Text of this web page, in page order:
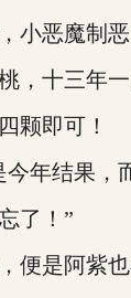
恶魔制恶
十三年一
即可！
结果，而
了！”
是阿紫也